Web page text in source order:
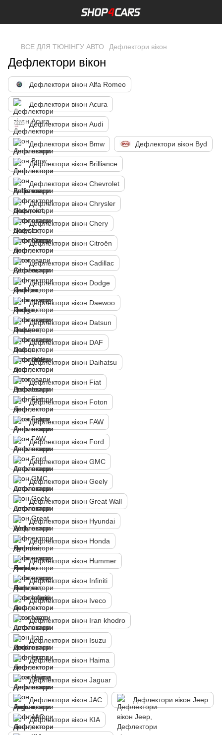
ВСЕ ДЛЯ ТЮНІНГУ АВТО Дефлектори вікон
Дефлектори вікон
Дефлектори вікон Alfa Romeo
Дефлектори вікон Acura
Дефлектори вікон Audi
Дефлектори вікон Bmw Дефлектори вікон Byd
Дефлектори вікон Brilliance
Дефлектори вікон Chevrolet
Дефлектори вікон Chrysler
Дефлектори вікон Chery
Дефлектори вікон Citroën
Дефлектори вікон Cadillac
Дефлектори вікон Dodge
Дефлектори вікон Daewoo
Дефлектори вікон Datsun
Дефлектори вікон DAF
Дефлектори вікон Daihatsu
Дефлектори вікон Fiat
Дефлектори вікон Foton
Дефлектори вікон FAW
Дефлектори вікон Ford
Дефлектори вікон GMC
Дефлектори вікон Geely
Дефлектори вікон Great Wall
Дефлектори вікон Hyundai
Дефлектори вікон Honda
Дефлектори вікон Hummer
Дефлектори вікон Infiniti
Дефлектори вікон Iveco
Дефлектори вікон Iran khodro
Дефлектори вікон Isuzu
Дефлектори вікон Haima
Дефлектори вікон Jaguar
Дефлектори вікон JAC Дефлектори вікон Jeep
Дефлектори вікон KIA